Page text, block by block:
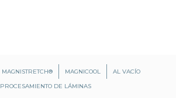
MAGNISTRETCH® MAGNICOOL
AL VACÍO
PROCESAMIENTO DE LÁMINAS